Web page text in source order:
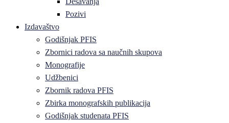
Pozivi
Izdavaštvo
Godišnjak PFIS
Zbornici radova sa naučnih skupova
Monografije
Udžbenici
Zbornik radova PFIS
Zbirka monografskih publikacija
Godišnjak studenata PFIS